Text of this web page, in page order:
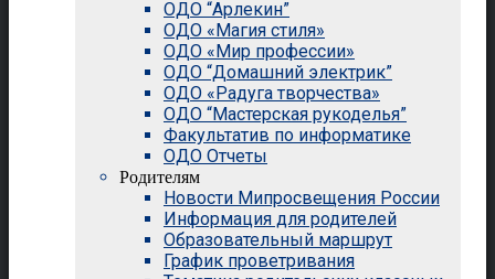
ОДО “Арлекин”
ОДО «Магия стиля»
ОДО «Мир профессии»
ОДО “Домашний электрик”
ОДО «Радуга творчества»
ОДО “Мастерская рукоделья”
Факультатив по информатике
ОДО Отчеты
Родителям
Новости Мипросвещения России
Информация для родителей
Образовательный маршрут
График проветривания